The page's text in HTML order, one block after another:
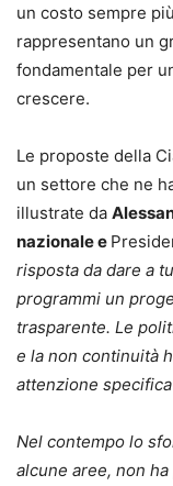
un costo sempre
rappresentano un
fondamentale per
crescere.
Le proposte della
un settore che ne
illustrate da
nazionale e
risposta da dare a
programmi un
trasparente. Le
e la non continuità
attenzione
Nel contempo lo
alcune aree, non